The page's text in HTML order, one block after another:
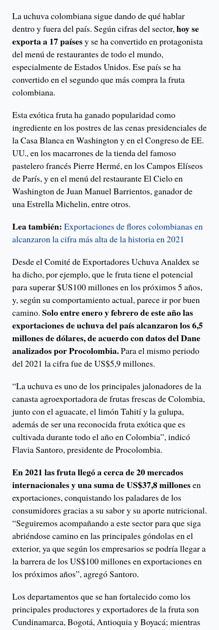
La uchuva colombiana sigue dando de qué hablar
dentro y fuera del país. Según cifras del sector,hoy se
exporta a 17 paísesy se ha convertido en protagonista
del menú de restaurantes de todo el mundo,
especialmente de Estados Unidos. Ese país se ha
convertido en el segundo que más compra la fruta
colombiana.
Esta exótica fruta ha ganado popularidad como
ingrediente en los postres de las cenas presidenciales de
la Casa Blanca en Washington y en el Congreso de EE.
UU., en los macarrones de la tienda del famoso
pastelero francés Pierre Hermé, en los Campos Elíseos
de París, y en el menú del restaurante El Cielo en
Washington de Juan Manuel Barrientos, ganador de
una Estrella Michelin, entre otros.
Lea también: Exportaciones de flores colombianas en
alcanzaron la cifra más alta de la historia en 2021
Desde el Comité de Exportadores Uchuva Analdex se
ha dicho, por ejemplo, que le fruta tiene el potencial
para superar $US100 millones en los próximos 5 años,
y, según su comportamiento actual, parece ir por buen
camino. Solo entre enero y febrero de este año las
exportaciones de uchuva del país alcanzaron los 6,5
millones de dólares, de acuerdo con datos del Dane
analizados por Procolombia.Para el mismo periodo
del 2021 la cifra fue de US$5,9 millones.
“La uchuva es uno de los principales jalonadores de la
canasta agroexportadora de frutas frescas de Colombia,
junto con el aguacate, el limón Tahití y la gulupa,
además de ser una reconocida fruta exótica que es
cultivada durante todo el año en Colombia”, indicó
Flavia Santoro, presidente de Procolombia.
En 2021 las fruta llegó a cerca de 20 mercados
internacionales y una suma de US$37,8 millonesen
exportaciones, conquistando los paladares de los
consumidores gracias a su sabor y su aporte nutricional.
“Seguiremos acompañando a este sector para que siga
abriéndose camino en las principales góndolas en el
exterior, ya que según los empresarios se podría llegar a
la barrera de los US$100 millones en exportaciones en
los próximos años”, agregó Santoro.
Los departamentos que se han fortalecido como los
principales productores y exportadores de la fruta son
Cundinamarca, Bogotá, Antioquia y Boyacá; mientras